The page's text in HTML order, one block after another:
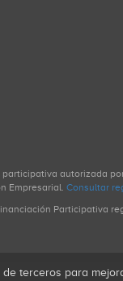
autorizada
Empresarial. Consultar
Participativa
terceros para